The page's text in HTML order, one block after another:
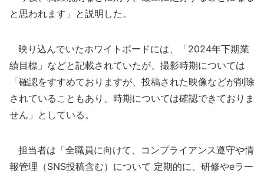
と思われます」と説明した。
映り込んでいたホワイトボードには、「2024年下期業
績目標」などと記載されていたが、撮影時期については
「確認をすすめておりますが、投稿された映像などが削除
されていることもあり、時期については確認できておりま
せん」としている。
担当者は「全職員に向けて、コンプライアンス遵守や情
報管理（SNS投稿含む）について 定期的に、研修やeラー